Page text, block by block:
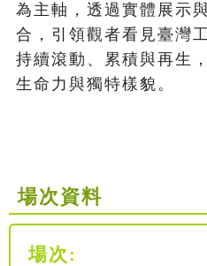
為主軸，透過實體展示
合，引領觀者看見臺灣
持續滾動、累積與再生
場次資料
場次: